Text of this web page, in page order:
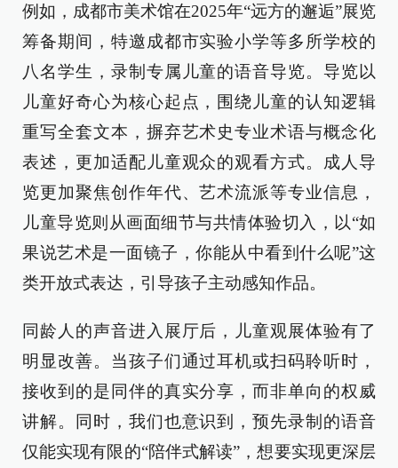
例如，成都市美术馆在2025年“远方的邂逅”展览
筹备期间，特邀成都市实验小学等多所学校的
八名学生，录制专属儿童的语音导览。导览以
儿童好奇心为核心起点，围绕儿童的认知逻辑
重写全套文本，摒弃艺术史专业术语与概念化
表述，更加适配儿童观众的观看方式。成人导
览更加聚焦创作年代、艺术流派等专业信息，
儿童导览则从画面细节与共情体验切入，以“如
果说艺术是一面镜子，你能从中看到什么呢”这
类开放式表达，引导孩子主动感知作品。
同龄人的声音进入展厅后，儿童观展体验有了
明显改善。当孩子们通过耳机或扫码聆听时，
接收到的是同伴的真实分享，而非单向的权威
讲解。同时，我们也意识到，预先录制的语音
仅能实现有限的“陪伴式解读”，想要实现更深层